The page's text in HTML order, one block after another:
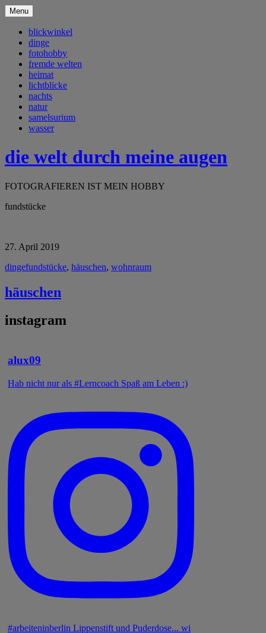
Menu
blickwinkel
dinge
fotohobby
fremde welten
heimat
lichtblicke
nachts
natur
samelsurium
wasser
die welt durch meine augen
FOTOGRAFIEREN IST MEIN HOBBY
fundstücke
27. April 2019
dingefundstücke, häuschen, wohnraum
häuschen
instagram
alux09
Hab nicht nur als #Lerncoach Spaß am Leben :)
#arbeiteninberlin Lippenstift und Puderdose... wi